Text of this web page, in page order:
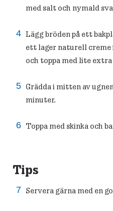
med salt och nymald
Lägg bröden på ett
ett lager naturell
och toppa med lite
Grädda i mitten av
minuter.
Toppa med skinka och
Tips
Servera gärna med en